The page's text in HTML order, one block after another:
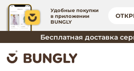
Удобные покупки
в приложении
BUNGLY
Бесплатная доставка